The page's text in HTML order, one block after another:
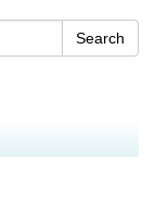
Search